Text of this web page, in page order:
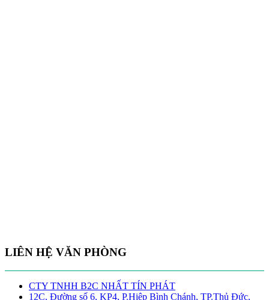
LIÊN HỆ VĂN PHÒNG
CTY TNHH B2C NHẤT TÍN PHÁT
12C, Đường số 6, KP4, P.Hiệp Bình Chánh, TP.Thủ Đức,